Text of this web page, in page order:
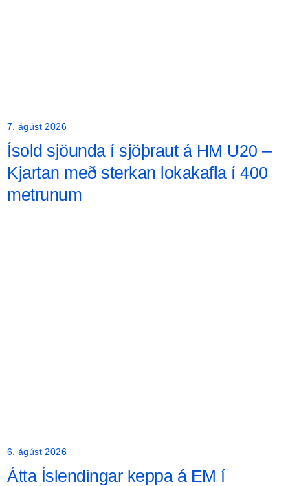
7. ágúst 2026
Ísold sjöunda í sjöþraut á HM U20 –
Kjartan með sterkan lokakafla í 400
metrunum
6. ágúst 2026
Átta Íslendingar keppa á EM í